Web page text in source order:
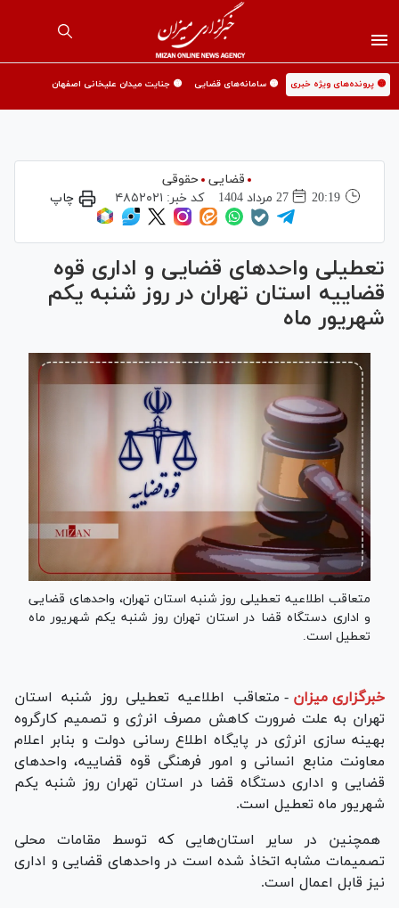
🟡 پرونده‌های ویژه خبری 🟡 سامانه‌های قضایی 🟡 جنایت میدان علیخانی اصفهان
قضایی حقوقی
20:19
27 مرداد 1404 کد خبر: ۴۸۵۲۰۲۱ چاپ
تعطیلی واحد‌های قضایی و اداری قوه
قضاییه استان تهران در روز شنبه یکم
شهریور ماه
متعاقب اطلاعیه تعطیلی روز شنبه استان تهران، واحد‌های قضایی
و اداری دستگاه قضا در استان تهران روز شنبه یکم شهریور ماه
تعطیل است.
خبرگزاری میزان - متعاقب اطلاعیه تعطیلی روز شنبه استان
تهران به علت ضرورت کاهش مصرف انرژی و تصمیم کارگروه
بهینه سازى انرژى در پایگاه اطلاع رسانی دولت و بنابر اعلام
معاونت منابع انسانی و امور فرهنگی قوه قضاییه، واحد‌های
قضایی و اداری دستگاه قضا در استان تهران روز شنبه یکم
شهریور ماه تعطیل است.
همچنین در سایر استان‌هایی که توسط مقامات محلی
تصمیمات مشابه اتخاذ شده است در واحد‌های قضایی و اداری
نیز قابل اعمال است.